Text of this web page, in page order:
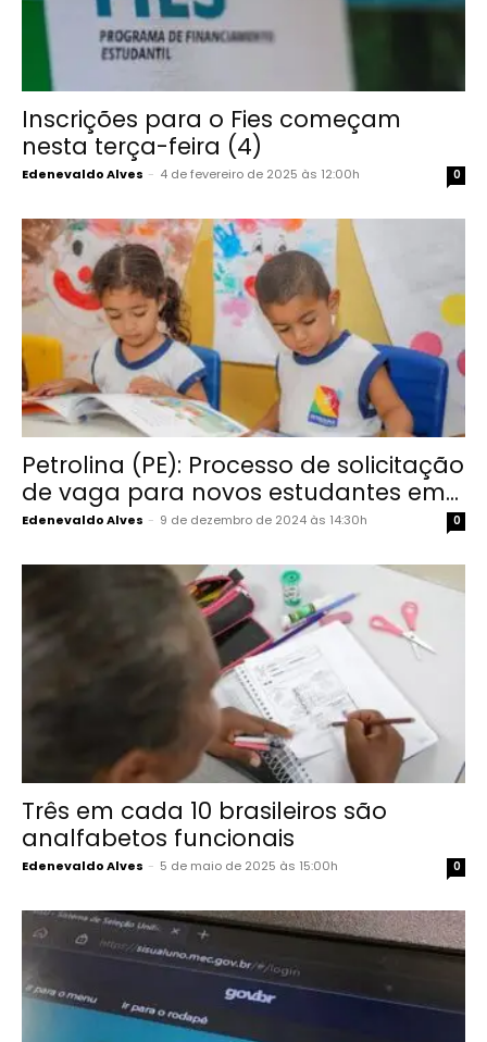
Inscrições para o Fies começam
nesta terça-feira (4)
Edenevaldo Alves - 4 de fevereiro de 2025 às 12:00h 0
Petrolina (PE): Processo de solicitação
de vaga para novos estudantes em...
Edenevaldo Alves - 9 de dezembro de 2024 às 14:30h 0
Três em cada 10 brasileiros são
analfabetos funcionais
Edenevaldo Alves - 5 de maio de 2025 às 15:00h 0